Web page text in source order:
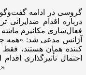
گروسی در ادامه
درباره اقدام ضدایرانی
فعال‌سازی مکانیزم ماشه
آژانس مدعی شد: «همه
کننده همان هستند، فقط
احتمال تأثیرگذاری
کنیم، ایرانیان باید به این سوال پاسخ دهند.»